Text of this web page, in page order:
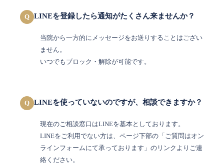
Q LINEを登録したら通知がたくさん来ませんか？
当院から一方的にメッセージをお送りすることはござい
ません。
いつでもブロック・解除が可能です。
Q LINEを使っていないのですが、相談できますか？
現在のご相談窓口はLINEを基本としております。
LINEをご利用でない方は、ページ下部の「ご質問はオン
ラインフォームにて承っております」のリンクよりご連
絡ください。